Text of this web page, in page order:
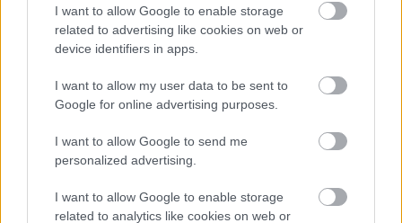
I want to allow Google to enable storage
related to advertising like cookies on web or
device identifiers in apps.
I want to allow my user data to be sent to
Google for online advertising purposes.
I want to allow Google to send me
personalized advertising.
I want to allow Google to enable storage
related to analytics like cookies on web or
Aκολουθήστε μας
παντού…